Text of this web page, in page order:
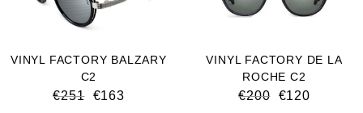
VINYL FACTORY BALZARY
C2
€251 €163
VINYL FACTORY DE LA
ROCHE C2
€200 €120